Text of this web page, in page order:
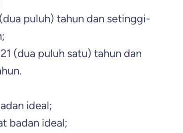
puluh) tahun dan setinggi-
(dua puluh satu) tahun dan
ideal;
badan ideal;